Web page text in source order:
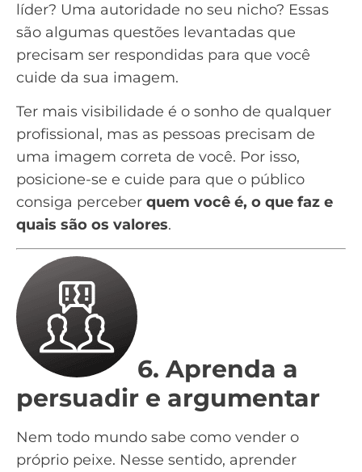
líder? Uma autoridade no seu nicho? Essas
são algumas questões levantadas que
precisam ser respondidas para que você
cuide da sua imagem.
Ter mais visibilidade é o sonho de qualquer
profissional, mas as pessoas precisam de
uma imagem correta de você. Por isso,
posicione-se e cuide para que o público
consiga perceber quem você é, o que faz e
quais são os valores.
6. Aprenda a
persuadir e argumentar
Nem todo mundo sabe como vender o
próprio peixe. Nesse sentido, aprender